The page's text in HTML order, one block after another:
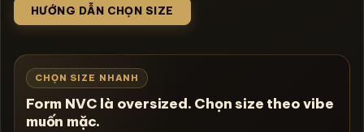
HƯỚNG DẪN CHỌN SIZE
CHỌN SIZE NHANH
Form NVC là oversized. Chọn size theo vibe
muốn mặc.